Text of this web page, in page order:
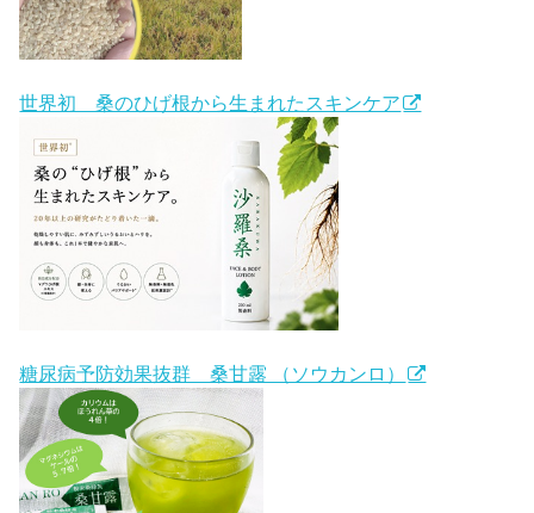
世界初 桑のひげ根から生まれたスキンケア
糖尿病予防効果抜群 桑甘露 （ソウカンロ）